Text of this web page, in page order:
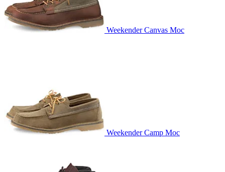
Weekender Canvas Moc
Weekender Camp Moc